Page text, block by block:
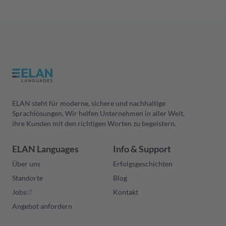
ELAN steht für moderne, sichere und nachhaltige
Sprachlösungen. Wir helfen Unternehmen in aller Welt,
ihre Kunden mit den richtigen Worten zu begeistern.
ELAN Languages
Über uns
Standorte
Jobs
Angebot anfordern
Info & Support
Erfolgsgeschichten
Blog
Kontakt